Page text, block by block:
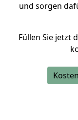
und sorgen
Füllen Sie jetzt